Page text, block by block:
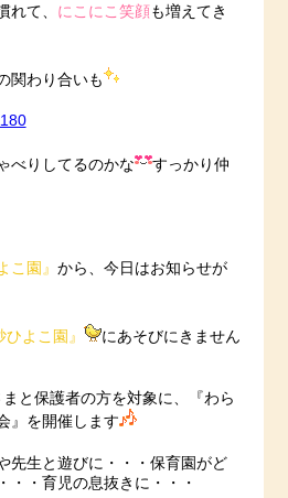
れて、 にこにこ笑顔 も増えてき
関わり合いも
べりしてるのかな
すっかり仲
こ園』 から、今日はお知らせが
ひよこ園』
にあそびにきません
と保護者の方を対象に、『わら
』を開催します
先生と遊びに・・・保育園がど
・・育児の息抜きに・・・